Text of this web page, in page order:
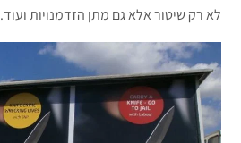
לא רק שיטור אלא גם מתן הזדמנויות ועוד.